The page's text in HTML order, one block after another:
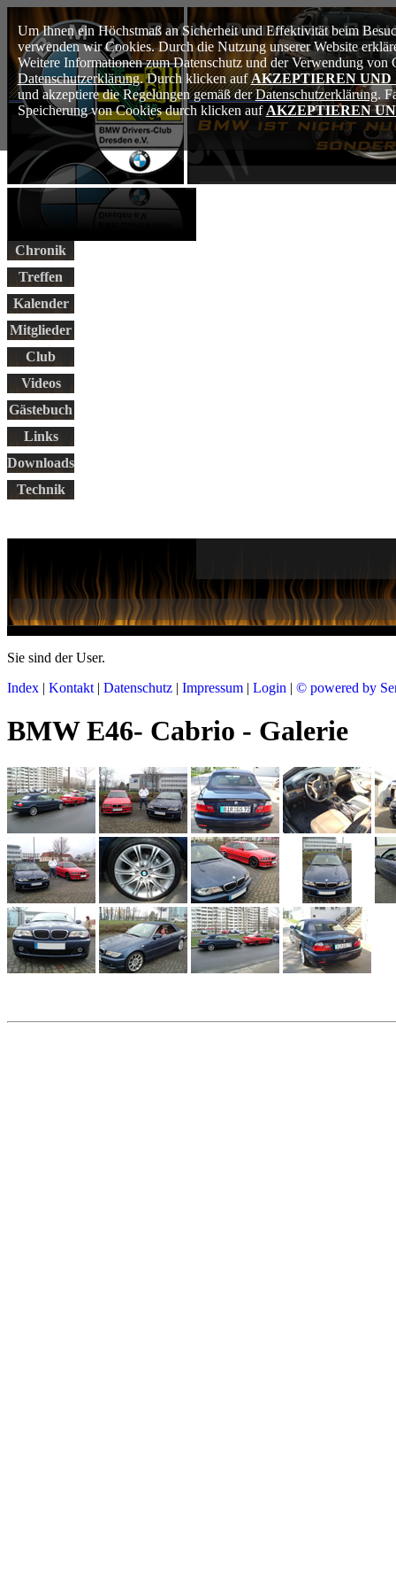
Um Ihnen ein Höchstmaß an Sicherheit und Effektivität beim
verwenden wir Cookies. Durch die Nutzung unserer Website
Weitere Informationen zum Datenschutz und der Verwendung von
Datenschutzerklärung. Durch klicken aufAKZEPTIEREN UND
und akzeptiere die Regelungen gemäß derDatenschutzerklärung.
Speicherung von Cookies durch klicken auf AKZEPTIEREN
Chronik
Treffen
Kalender
Mitglieder
Club
Videos
Gästebuch
Links
Downloads
Technik
Sie sind derUser.
Index | Kontakt | Datenschutz | Impressum | Login | © powered by
BMW E46- Cabrio - Galerie